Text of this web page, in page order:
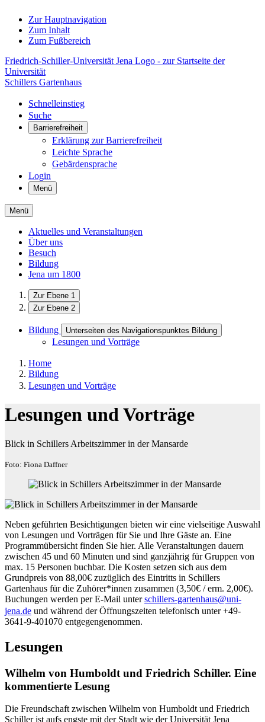
Zur Hauptnavigation
Zum Inhalt
Zum Fußbereich
Friedrich-Schiller-Universität Jena Logo - zur Startseite der
Universität
Schillers Gartenhaus
Schnelleinstieg
Suche
Barrierefreiheit
Erklärung zur Barrierefreiheit
Leichte Sprache
Gebärdensprache
Login
Menü
Menü
Aktuelles und Veranstaltungen
Über uns
Besuch
Bildung
Jena um 1800
Zur Ebene 1
Zur Ebene 2
Bildung Unterseiten des Navigationspunktes Bildung
Lesungen und Vorträge
Home
Bildung
Lesungen und Vorträge
Lesungen und Vorträge
Blick in Schillers Arbeitszimmer in der Mansarde
Foto: Fiona Daffner
Neben geführten Besichtigungen bieten wir eine vielseitige Auswahl
von Lesungen und Vorträgen für Sie und Ihre Gäste an. Eine
Programmübersicht finden Sie hier. Alle Veranstaltungen dauern
zwischen 45 und 60 Minuten und sind ganzjährig für Gruppen von
max. 15 Personen buchbar. Die Kosten setzen sich aus dem
Grundpreis von 88,00€ zuzüglich des Eintritts in Schillers
Gartenhaus für die Zuhörer*innen zusammen (3,50€ / erm. 2,00€).
Buchungen werden per E-Mail unterschillers-gartenhaus@uni-
jena.de und während der Öffnungszeiten telefonisch unter +49-
3641-9-401070 entgegengenommen.
Lesungen
Wilhelm von Humboldt und Friedrich Schiller. Eine
kommentierte Lesung
Die Freundschaft zwischen Wilhelm von Humboldt und Friedrich
Schiller ist aufs engste mit der Stadt wie der Universität Jena